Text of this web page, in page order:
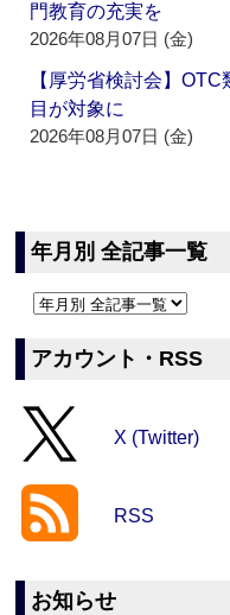
門教育の充実を
2026年08月07日 (金)
【厚労省検討会】
目が対象に
2026年08月07日 (金)
年月別 全記事一覧
アカウント・RSS
X (Twitter)
RSS
お知らせ